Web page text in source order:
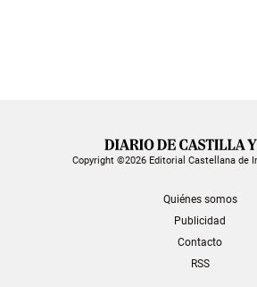
Copyright ©2026 Editorial Castellana de
Quiénes somos
Publicidad
Contacto
RSS